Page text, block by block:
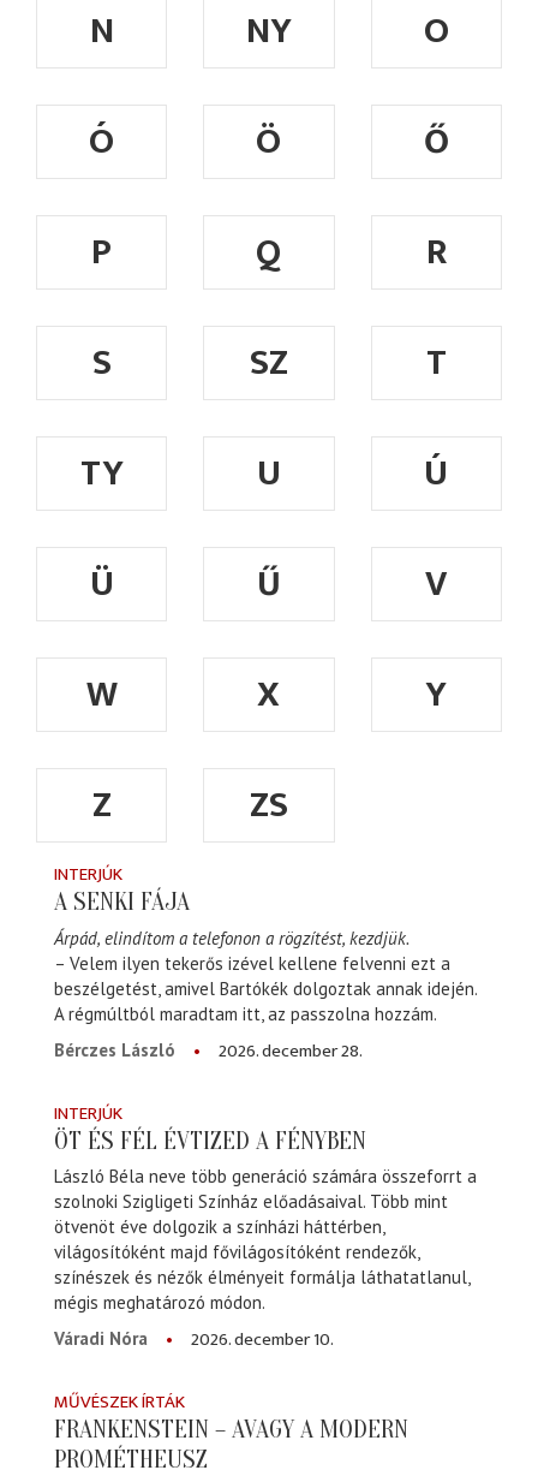
N
NY
O
Ó
Ö
Ő
P
Q
R
S
SZ
T
TY
U
Ú
Ü
Ű
V
W
X
Y
Z
ZS
INTERJÚK
A SENKI FÁJA
Árpád, elindítom a telefonon a rögzítést, kezdjük.
– Velem ilyen tekerős izével kellene felvenni ezt a
beszélgetést, amivel Bartókék dolgoztak annak idején.
A régmúltból maradtam itt, az passzolna hozzám.
Bérczes László
2026. december 28.
INTERJÚK
ÖT ÉS FÉL ÉVTIZED A FÉNYBEN
László Béla neve több generáció számára összeforrt a
szolnoki Szigligeti Színház előadásaival. Több mint
ötvenöt éve dolgozik a színházi háttérben,
világosítóként majd fővilágosítóként rendezők,
színészek és nézők élményeit formálja láthatatlanul,
mégis meghatározó módon.
Váradi Nóra
2026. december 10.
MŰVÉSZEK ÍRTÁK
FRANKENSTEIN – AVAGY A MODERN
PROMÉTHEUSZ